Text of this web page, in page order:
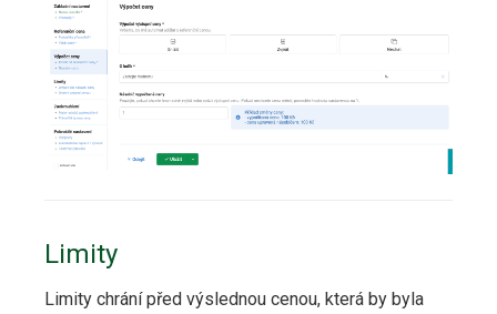
Limity
Limity chrání před výslednou cenou, která by byla